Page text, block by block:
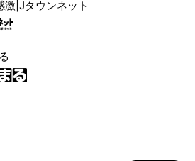
激|Jタウンネット